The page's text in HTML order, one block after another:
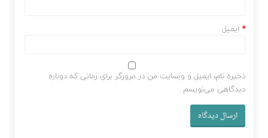
ایمیل *
ذخیره نام، ایمیل و وبسایت من در مرورگر برای زمانی که دوباره
دیدگاهی می‌نویسم.